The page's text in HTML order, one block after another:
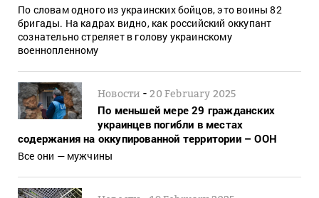
По словам одного из украинских бойцов, это воины 82
бригады. На кадрах видно, как российский оккупант
сознательно стреляет в голову украинскому
военнопленному
Новости -20 February 2025
По меньшей мере 29 гражданских
украинцев погибли в местах
содержания на оккупированной территории – ООН
Все они — мужчины